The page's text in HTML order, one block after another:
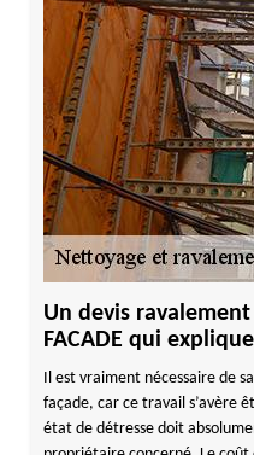
Un devis ravalement
FACADE qui
Il est vraiment nécessaire de
façade, car ce travail s’avère
état de détresse doit